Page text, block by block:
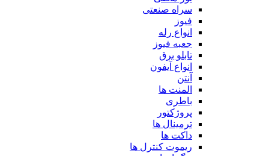
سراه صنعتی
فیوز
انواع رله
جعبه فیوز
تابلو برق
انواع آیفون
آنتن
المنت ها
باطری
پروژکتور
ترمینال ها
داکت ها
ریموت کنترل ها